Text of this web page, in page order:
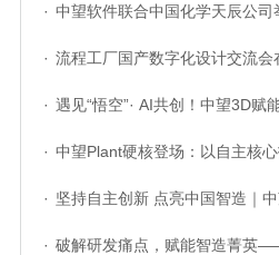
· 中望软件联合中国化学天辰公司举办“走进标杆企业”研讨会，共探流程工业数字
· 流程工厂国产数字化设计交流会在天津召开，中望自主CAD底座助力行业数字化转型实践
· 遇见“悟空”· AI共创！中望3D赋能工业设计国产化与AI创
· 中望Plant硬核登场：以自主核心技术，破解流程工业数据一致性与协
· 坚持自主创新 点亮中国智造｜中望软件亮相第十届中国网络版权保护与发
· 破解研发痛点，赋能智造菁英——苏州研发菁英 CTO 成长营暨高级人才认证启动